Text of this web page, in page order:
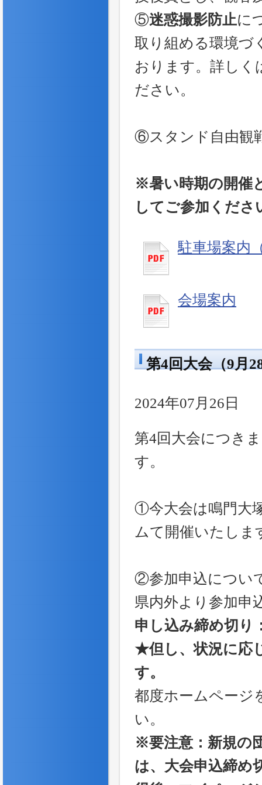
⑤迷惑撮影防止に
取り組める環境づ
おります。詳しく
ださい。
⑥スタンド自由観
※暑い時期の開催
してご参加くださ
駐車場案内
会場案内
第4回大会（9月
2024年07月26日
第4回大会につき
す。
①今大会は鳴門大
ムて開催いたしま
②参加申込につい
県内外より参加申
申し込み締め切り
★但し、状況に応
す。
都度ホームページ
い。
※要注意：新規の
は、大会申込締め